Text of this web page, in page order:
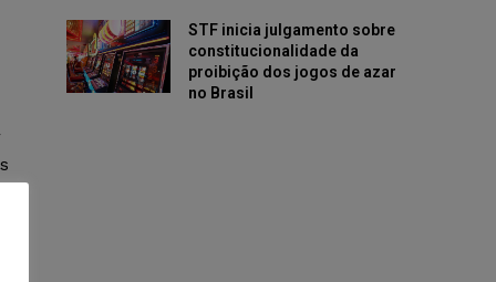
STF inicia julgamento sobre
constitucionalidade da
proibição dos jogos de azar
no Brasil